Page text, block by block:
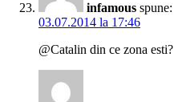
infamous spune:
03.07.2014 la 17:46
@Catalin din ce zona esti?